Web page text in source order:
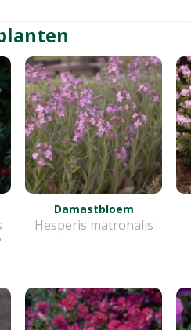
Damastbloem
Hesperis matronalis